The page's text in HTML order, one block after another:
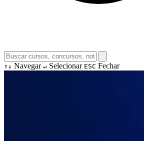
↑↓ Navegar ↵ Selecionar ESC Fechar